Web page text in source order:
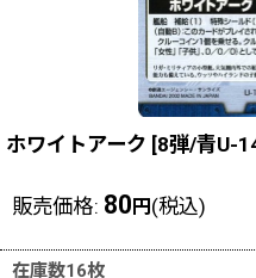
ホワイトアーク [8弾/青U-
販売価格: 80 円 (税込)
在庫数16枚